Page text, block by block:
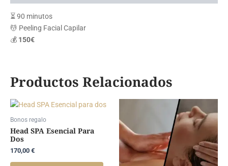
⏳ 90 minutos
💆 Peeling Facial Capilar
💰 150€
Productos Relacionados
Bonos regalo
Head SPA Esencial Para
Dos
170,00 €